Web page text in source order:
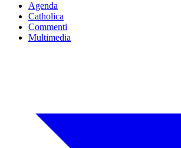
Agenda
Catholica
Commenti
Multimedia